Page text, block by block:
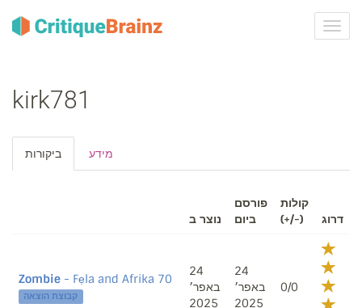
ברר
ניווט
kirk781
ביקורות מידע
נוצר ב
פורסם
ביום
קולות
(+/-)
דרוג
Zombie - Fẹla and Afrika 70
קבוצת הוצאה
24
באפר׳
2025
24
באפר׳
2025
0/0